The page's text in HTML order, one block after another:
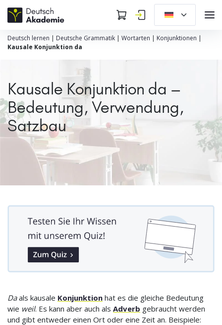
Deutsch lernen | Deutsche Grammatik | Wortarten | Konjunktionen |
Kausale Konjunktion da
Kausale Konjunktion da –
Bedeutung, Verwendung,
Satzbau
Daals kausale Konjunktion hat es die gleiche Bedeutung
wie weil. Es kann aber auch als Adverb gebraucht werden
und gibt entweder einen Ort oder eine Zeit an. Beispiele: